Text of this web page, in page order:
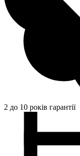
2 до 10 років гарантії